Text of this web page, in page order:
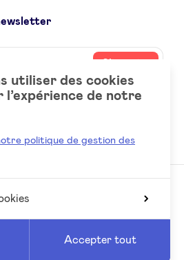
utiliser des cookies
l’expérience de notre
politique de gestion des
Accepter tout